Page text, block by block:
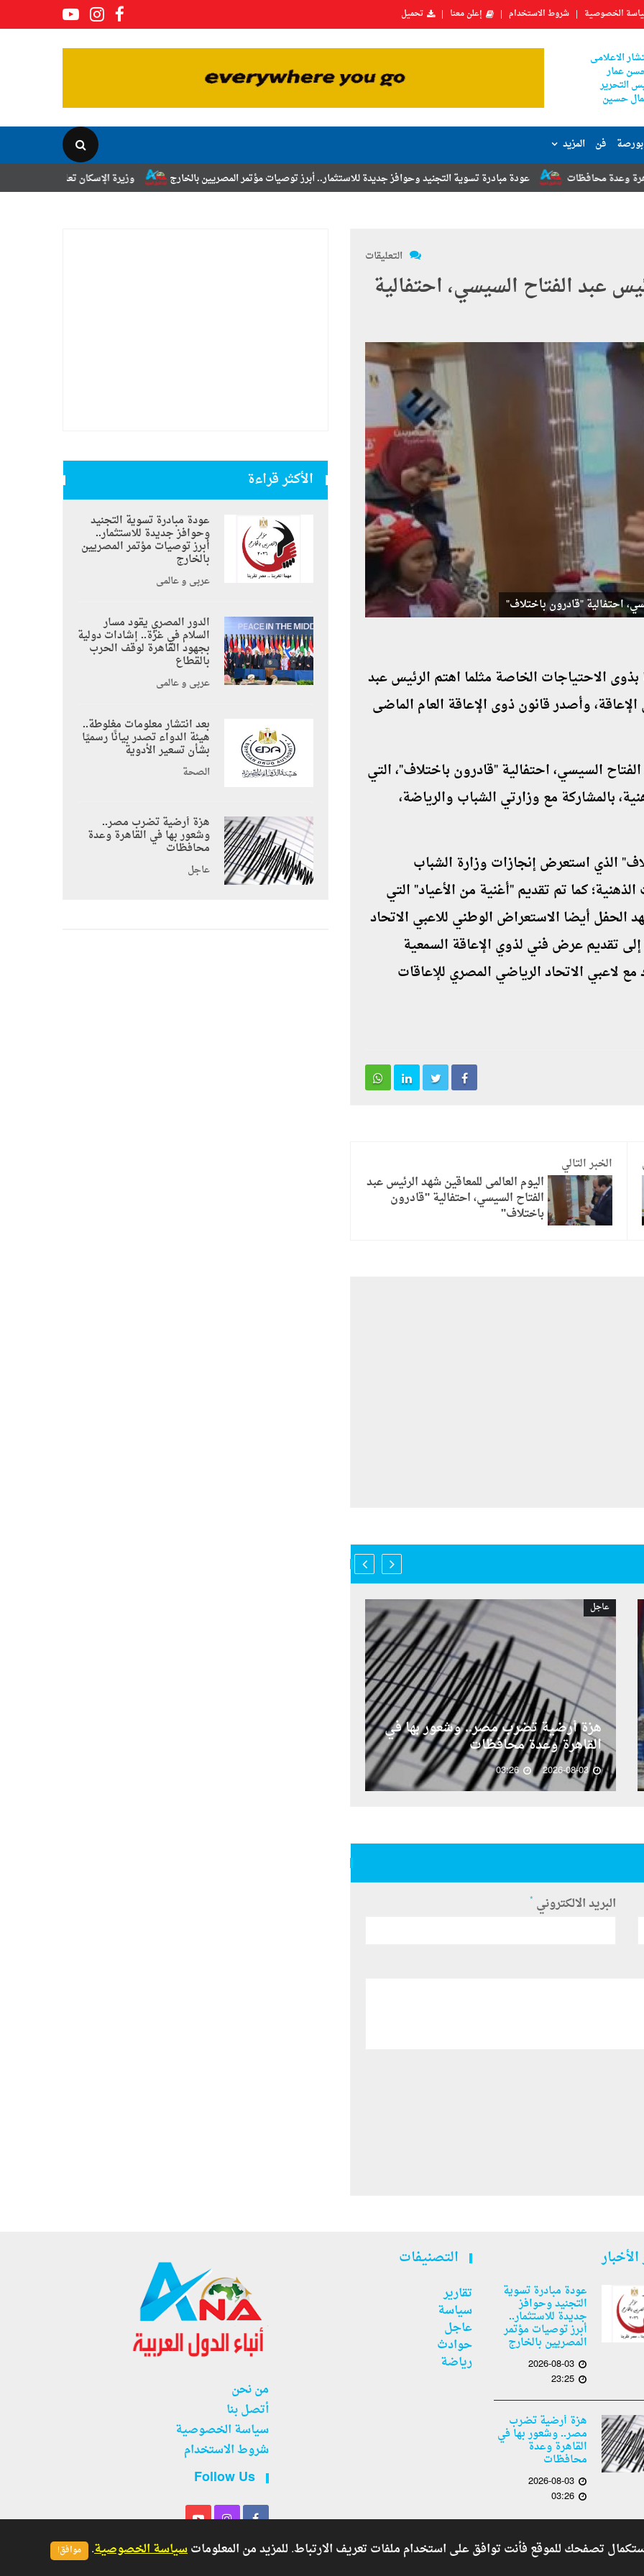
الخصوصية شروط الاستخدام إعلن معنا تحميل
الاعلامى
عمار
التحرير
حسين
فن المزيد
وزيرة الإسكان تعلن نتائج قرعة تخصيص أراضي عودة مبادرة تسوية التجنيد وحوافز جديدة للاستثمار.. أبرز توصيات مؤتمر المصريين بالخارج
التعليقات
عبد الفتاح السيسي، احتفالية
احتفالية "قادرون باختلاف"
الاحتياجات الخاصة مثلما اهتم الرئيس عبد
فأعلن 2018 هو عام ذوى الإعاقة، وأصدر قانون ذوى الإعاقة العام الماضى
السيسي، احتفالية "قادرون باختلاف"، التي
بالمشاركة مع وزارتي الشباب والرياضة،
الذي استعرض إنجازات وزارة الشباب
كما تم تقديم "أغنية من الأعياد" التي
الحفل أيضا الاستعراض الوطني للاعبي الاتحاد
إلى تقديم عرض فني لذوي الإعاقة السمعية
لاعبي الاتحاد الرياضي المصري للإعاقات
الخبر التالي
اليوم العالمى للمعاقين شهد الرئيس عبد
الفتاح السيسي، احتفالية "قادرون
باختلاف"
عاجل
هزة أرضية تضرب مصر.. وشعور بها في
القاهرة وعدة محافظات
2026-08-03
03:26
البريد الالكتروني *
الأكثر قراءة
عودة مبادرة تسوية التجنيد
وحوافز جديدة للاستثمار..
أبرز توصيات مؤتمر المصريين
بالخارج
عربي و عالمي
الدور المصري يقود مسار
السلام في غزة.. إشادات دولية
بجهود القاهرة لوقف الحرب
بالقطاع
عربي و عالمي
بعد انتشار معلومات مغلوطة..
هيئة الدواء تصدر بيانًا رسميًا
بشأن تسعير الأدوية
الصحة
هزة أرضية تضرب مصر..
وشعور بها في القاهرة وعدة
محافظات
عاجل
عودة مبادرة تسوية
التجنيد وحوافز
جديدة للاستثمار..
أبرز توصيات مؤتمر
المصريين بالخارج
2026-08-03
23:25
هزة أرضية تضرب
مصر.. وشعور بها في
القاهرة وعدة
محافظات
2026-08-03
03:26
التصنيفات
تقارير
سياسة
عاجل
حوادث
رياضة
من نحن
أتصل بنا
سياسة الخصوصية
شروط الاستخدام
Follow Us
Copyright © 2026 جريدة أنباء الدول العربية . - Developed By Shoman Systems سياسة الخصوصية. موافق!